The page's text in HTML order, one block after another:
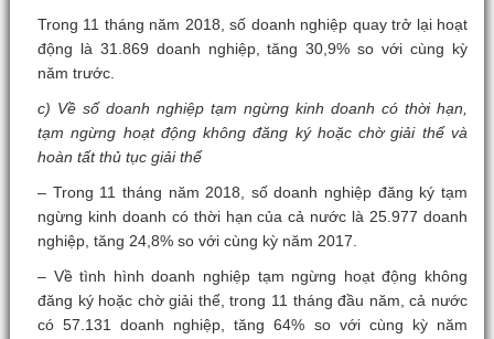
Trong 11 tháng năm 2018, số doanh nghiệp quay trở lại hoạt
động là 31.869 doanh nghiệp, tăng 30,9% so với cùng kỳ
năm trước.
c) Về số doanh nghiệp tạm ngừng kinh doanh có thời hạn,
tạm ngừng hoạt động không đăng ký hoặc chờ giải thể và
hoàn tất thủ tục giải thể
– Trong 11 tháng năm 2018, số doanh nghiệp đăng ký tạm
ngừng kinh doanh có thời hạn của cả nước là 25.977 doanh
nghiệp, tăng 24,8% so với cùng kỳ năm 2017.
– Về tình hình doanh nghiệp tạm ngừng hoạt động không
đăng ký hoặc chờ giải thể, trong 11 tháng đầu năm, cả nước
có 57.131 doanh nghiệp, tăng 64% so với cùng kỳ năm